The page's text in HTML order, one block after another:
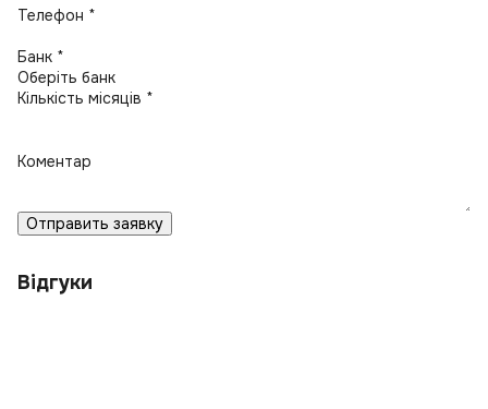
Телефон *
Банк *
Кількість місяців *
Коментар
Отправить заявку
Відгуки